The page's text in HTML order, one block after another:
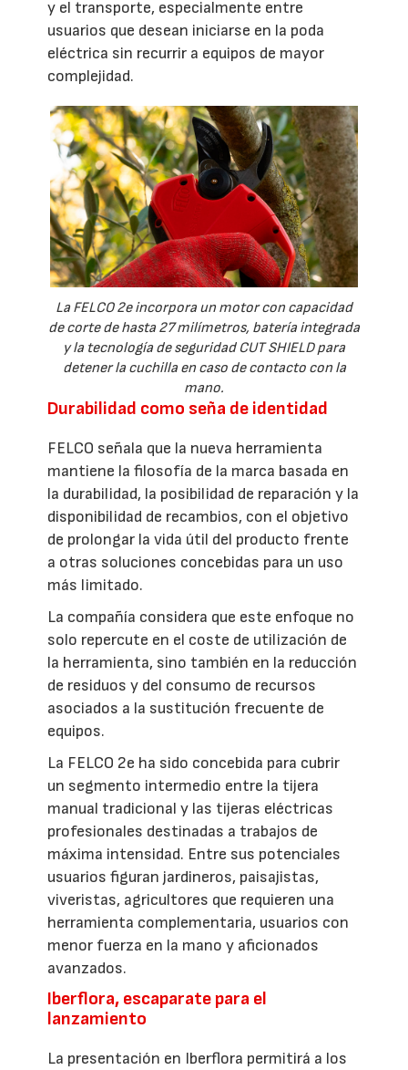
y el transporte, especialmente entre
usuarios que desean iniciarse en la poda
eléctrica sin recurrir a equipos de mayor
complejidad.
La FELCO 2e incorpora un motor con capacidad
de corte de hasta 27 milímetros, batería integrada
y la tecnología de seguridad CUT SHIELD para
detener la cuchilla en caso de contacto con la
mano.
Durabilidad como seña de identidad
FELCO señala que la nueva herramienta
mantiene la filosofía de la marca basada en
la durabilidad, la posibilidad de reparación y la
disponibilidad de recambios, con el objetivo
de prolongar la vida útil del producto frente
a otras soluciones concebidas para un uso
más limitado.
La compañía considera que este enfoque no
solo repercute en el coste de utilización de
la herramienta, sino también en la reducción
de residuos y del consumo de recursos
asociados a la sustitución frecuente de
equipos.
La FELCO 2e ha sido concebida para cubrir
un segmento intermedio entre la tijera
manual tradicional y las tijeras eléctricas
profesionales destinadas a trabajos de
máxima intensidad. Entre sus potenciales
usuarios figuran jardineros, paisajistas,
viveristas, agricultores que requieren una
herramienta complementaria, usuarios con
menor fuerza en la mano y aficionados
avanzados.
Iberflora, escaparate para el
lanzamiento
La presentación en Iberflora permitirá a los